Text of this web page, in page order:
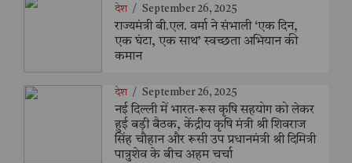
देश / September 26, 2025
राज्यमंत्री बी.एल. वर्मा ने संभाली ‘एक दिन,
एक घंटा, एक साथ’ स्वच्छता अभियान की
कमान
देश / September 26, 2025
नई दिल्ली में भारत-रूस कृषि सहयोग को लेकर
हुई बड़ी बैठक, केंद्रीय कृषि मंत्री श्री शिवराज
सिंह चौहान और रूसी उप प्रधानमंत्री श्री दिमित्री
पात्रुशेव के बीच अहम चर्चा